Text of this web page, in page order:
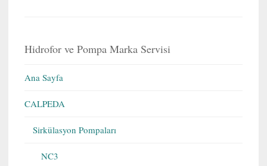
Hidrofor ve Pompa Marka Servisi
Ana Sayfa
CALPEDA
Sirkülasyon Pompaları
NC3